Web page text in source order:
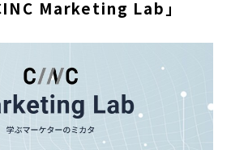
Marketing Lab」